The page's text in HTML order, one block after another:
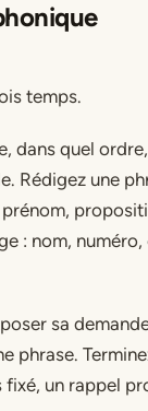
temps.
dans quel
Rédigez une
: nom,
sa
phrase.
un rappel